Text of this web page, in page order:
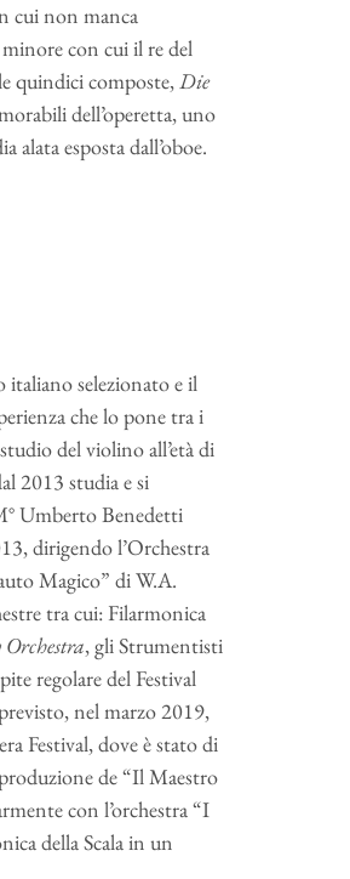
cui non manca
con cui il re del
quindici composte,Die
dell’operetta, uno
alata esposta dall’oboe.
selezionato e il
che lo pone tra i
del violino all’età di
2013 studia e si
Umberto Benedetti
dirigendo l’Orchestra
Magico” di W.A.
tra cui: Filarmonica
, gli Strumentisti
regolare del Festival
nel marzo 2019,
Festival, dove è stato di
de “Il Maestro
con l’orchestra “I
della Scala in un